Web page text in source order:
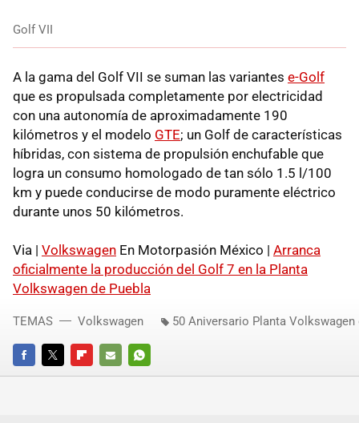
Golf VII
A la gama del Golf VII se suman las variantes e-Golf
que es propulsada completamente por electricidad
con una autonomía de aproximadamente 190
kilómetros y el modelo GTE; un Golf de características
híbridas, con sistema de propulsión enchufable que
logra un consumo homologado de tan sólo 1.5 l/100
km y puede conducirse de modo puramente eléctrico
durante unos 50 kilómetros.
Via | Volkswagen En Motorpasión México | Arranca
oficialmente la producción del Golf 7 en la Planta
Volkswagen de Puebla
FACEBOOKTWITTERFLIPBOARD
E-
WHATSAPP
TEMAS Volkswagen 50 Aniversario Planta Volkswagen